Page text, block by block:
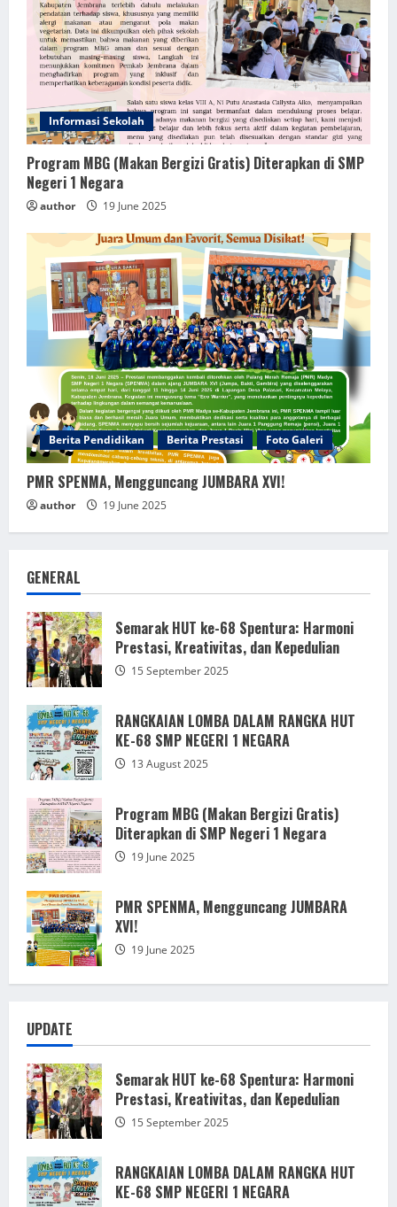
Informasi Sekolah
Program MBG (Makan Bergizi Gratis) Diterapkan di SMP
Negeri 1 Negara
author 19 June 2025
Berita Pendidikan Berita Prestasi Foto Galeri
PMR SPENMA, Mengguncang JUMBARA XVI!
author 19 June 2025
GENERAL
Semarak HUT ke-68 Spentura: Harmoni
Prestasi, Kreativitas, dan Kepedulian
15 September 2025
RANGKAIAN LOMBA DALAM RANGKA HUT
KE-68 SMP NEGERI 1 NEGARA
13 August 2025
Program MBG (Makan Bergizi Gratis)
Diterapkan di SMP Negeri 1 Negara
19 June 2025
PMR SPENMA, Mengguncang JUMBARA
XVI!
19 June 2025
UPDATE
Semarak HUT ke-68 Spentura: Harmoni
Prestasi, Kreativitas, dan Kepedulian
15 September 2025
RANGKAIAN LOMBA DALAM RANGKA HUT
KE-68 SMP NEGERI 1 NEGARA